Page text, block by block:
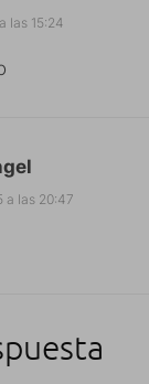
las 15:24
a las 20:47